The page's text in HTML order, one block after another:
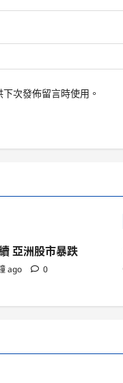
次發佈留言時使用。
亞洲股市暴跌
ago 0